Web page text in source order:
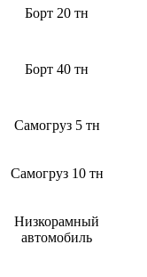
Борт 20 тн
Борт 40 тн
Самогруз 5 тн
Самогруз 10 тн
Низкорамный
автомобиль